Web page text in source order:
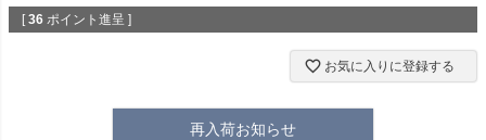
[ 36 ポイント進呈 ]
お気に入りに登録する
再入荷お知らせ